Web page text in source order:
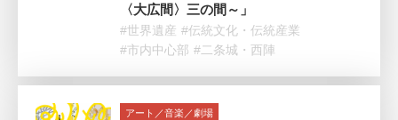
〈大広間〉三の間～」
#世界遺産 #伝統文化・伝統産業
#市内中心部 #二条城・西陣
アート／音楽／劇場